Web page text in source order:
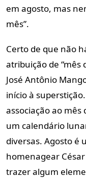
em agosto, mas
mês”.
Certo de que não
atribuição de “mês
José Antônio
início à
associação ao
um calendário
diversas. Agosto é
homenagear
trazer algum